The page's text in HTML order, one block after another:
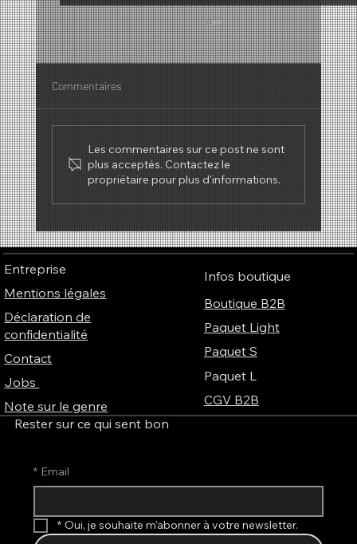
Pourquoi les parfums ont-ils une sonorité ?
– Le lien fascinant entre parfum, musique
et couleurs
Commentaires
Les commentaires sur ce post ne sont
plus acceptés. Contactez le
propriétaire pour plus d'informations.
Entreprise
Mentions légales
Déclaration de
confidentialité
Contact
Jobs
Note sur le genre
Infos boutique
Boutique B2B
Paquet Light
Paquet S
Paquet L
CGV B2B
Rester sur ce qui sent bon
* Email
* Oui, je souhaite m'abonner à votre newsletter.